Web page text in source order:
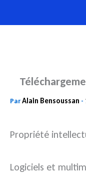
au
ParAlain Bensoussan -
Propriété
Logiciels et